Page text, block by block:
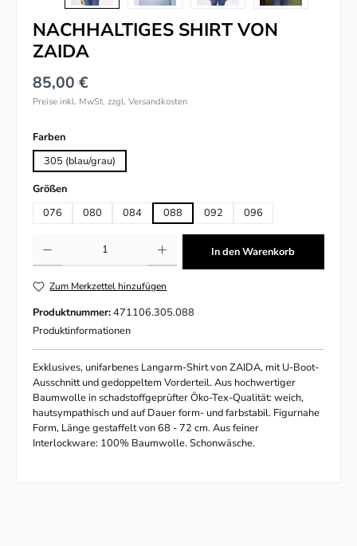
NACHHALTIGES SHIRT VON
ZAIDA
85,00 €
Preise inkl. MwSt. zzgl. Versandkosten
Farbenauswählen
305 (blau/grau)
Größenauswählen
076
080 084 088 092 096
In den Warenkorb
Zum Merkzettel hinzufügen
Produktnummer:471106.305.088
Produktinformationen
Exklusives, unifarbenes Langarm-Shirt von ZAIDA, mit U-Boot-
Ausschnitt und gedoppeltem Vorderteil. Aus hochwertiger
Baumwolle in schadstoffgeprüfter Öko-Tex-Qualität: weich,
hautsympathisch und auf Dauer form- und farbstabil. Figurnahe
Form, Länge gestaffelt von 68 - 72 cm. Aus feiner
Interlockware: 100% Baumwolle. Schonwäsche.